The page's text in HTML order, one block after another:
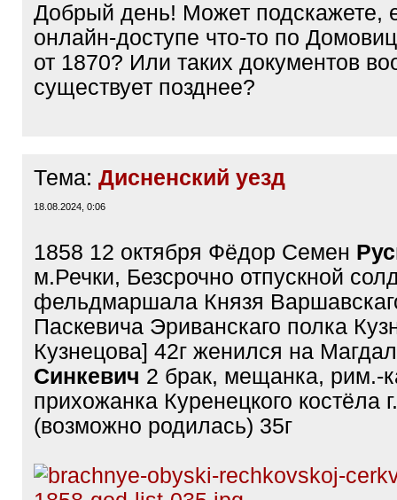
Добрый день! Может подскажете,
онлайн-доступе что-то по
от 1870? Или таких документов
существует позднее?
Тема: Дисненский уезд
18.08.2024, 0:06
1858 12 октября Фёдор Семен
м.Речки, Безсрочно отпускной
фельдмаршала Князя
Паскевича Эриванскаго полка
Кузнецова] 42г женился на
Синкевич 2 брак, мещанка, рим.-
прихожанка Куренецкого костёла
(возможно родилась) 35г